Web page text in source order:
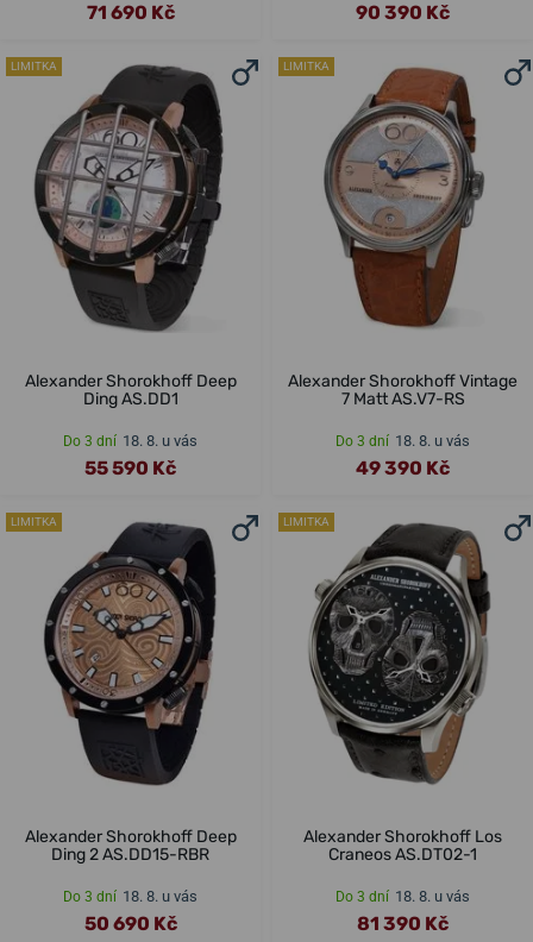
71 690 Kč 90 390 Kč
LIMITKA
Alexander Shorokhoff Deep
Ding AS.DD1
Do 3 dní 18. 8. u vás
55 590 Kč
LIMITKA
Alexander Shorokhoff Vintage
7 Matt AS.V7-RS
Do 3 dní 18. 8. u vás
49 390 Kč
LIMITKA
Alexander Shorokhoff Deep
Ding 2 AS.DD15-RBR
Do 3 dní 18. 8. u vás
50 690 Kč
LIMITKA
Alexander Shorokhoff Los
Craneos AS.DT02-1
Do 3 dní 18. 8. u vás
81 390 Kč